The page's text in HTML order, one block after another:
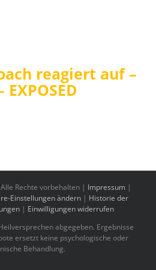
reagiert auf –
Rechte vorbehalten | Impressum |
Einstellungen ändern| Historie der
| Einwilligungen widerrufen
abgegeben. Ergebnisse
ersetzt keine psychologische oder
Behandlung.